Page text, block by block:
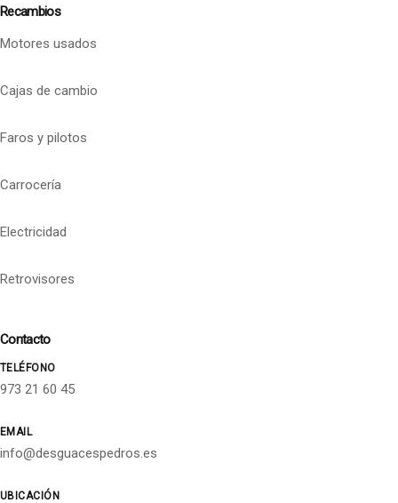
Recambios
Motores usados
Cajas de cambio
Faros y pilotos
Carrocería
Electricidad
Retrovisores
Contacto
TELÉFONO
973 21 60 45
EMAIL
info@desguacespedros.es
UBICACIÓN